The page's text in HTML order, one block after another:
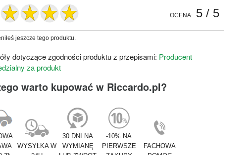
OCENA: 5/ 5
jeszcze tego produktu.
dotyczące zgodności produktu z przepisami: Producent
za produkt
warto kupować w Riccardo.pl?
WYSYŁKA W
30 DNI NA
WYMIANĘ
-10% NA
PIERWSZE
FACHOWA